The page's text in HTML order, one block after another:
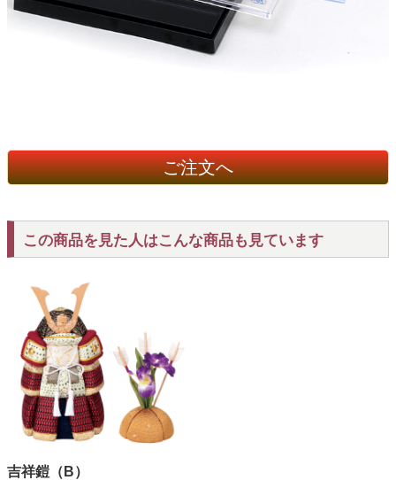
ご注文へ
この商品を見た人はこんな商品も見ています
吉祥鎧（B）